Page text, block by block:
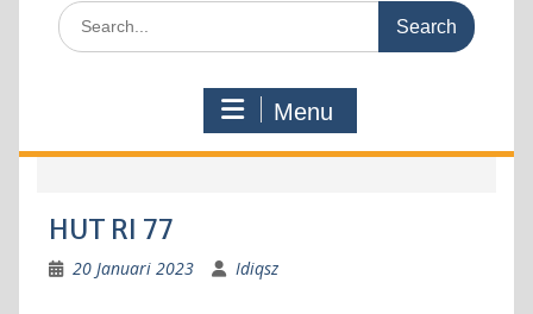
Search
for:
Menu
HUT RI 77
20 Januari 2023 Idiqsz